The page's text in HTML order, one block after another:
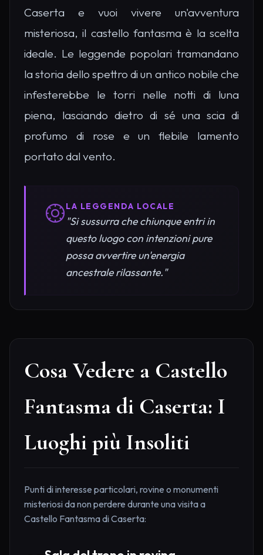
Caserta e vuoi vivere un'avventura
misteriosa, il castello fantasma è la scelta
ideale. Le leggende popolari tramandano
la storia dello spettro di un antico nobile che
infesterebbe le torri nelle notti di luna
piena, lasciando dietro di sé una scia di
profumo di rose e un flebile lamento
portato dal vento.
LA LEGGENDA LOCALE
"Si sussurra che chiunque entri in
questo luogo con intenzioni pure
possa avvertire un'energia
ancestrale rilassante."
Cosa Vedere a Castello
Fantasma di Caserta: I
Luoghi più Insoliti
Punti di interesse particolari, rovine o monumenti
misteriosi da non perdere durante una visita a
Castello Fantasma di Caserta: